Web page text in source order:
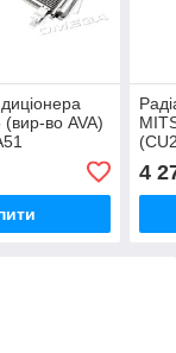
во AVA)
4